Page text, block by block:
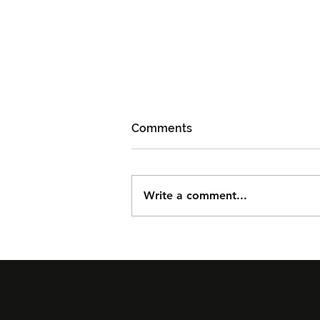
Comments
Write a comment...